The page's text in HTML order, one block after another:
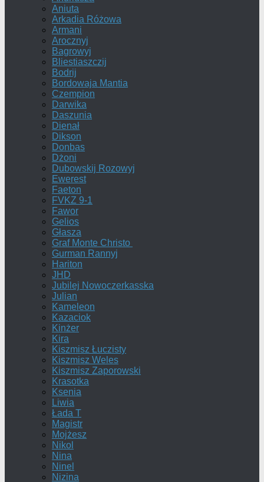
Aniuta
Arkadia Różowa
Armani
Arocznyj
Bagrowyj
Bliestiaszczij
Bodrij
Bordowaja Mantia
Czempion
Darwika
Daszunia
Dienał
Dikson
Donbas
Dżoni
Dubowskij Rozowyj
Ewerest
Faeton
FVKZ 9-1
Fawor
Gelios
Głasza
Graf Monte Christo
Gurman Rannyj
Hariton
JHD
Jubilej Nowoczerkasska
Julian
Kameleon
Kazaciok
Kinżer
Kira
Kiszmisz Łuczisty
Kiszmisz Weles
Kiszmisz Zaporowski
Krasotka
Ksenia
Liwia
Łada T
Magistr
Mojżesz
Nikol
Nina
Ninel
Nizina